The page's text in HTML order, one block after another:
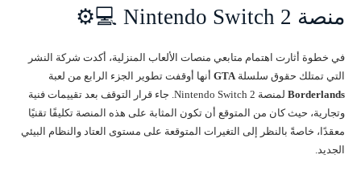
منصة Nintendo Switch 2 💻⚙️
في خطوة أثارت اهتمام متابعي منصات الألعاب المنزلية، أكدت شركة النشر
التي تمتلك حقوق سلسلةGTA أنها أوقفت تطوير الجزء الرابع من لعبة
Borderlands
لمنصة Nintendo Switch 2. جاء قرار التوقف بعد تقييمات فنية
وتجارية، حيث كان من المتوقع أن تكون المثابة على هذه المنصة تكليفًا تقنيًا
معقدًا، خاصةً بالنظر إلى التغيرات المتوقعة على مستوى العتاد والنظام البيئي
الجديد.